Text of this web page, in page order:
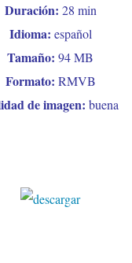
Duración: 28 min
Idioma: español
Tamaño: 94 MB
Formato: RMVB
de imagen: buena